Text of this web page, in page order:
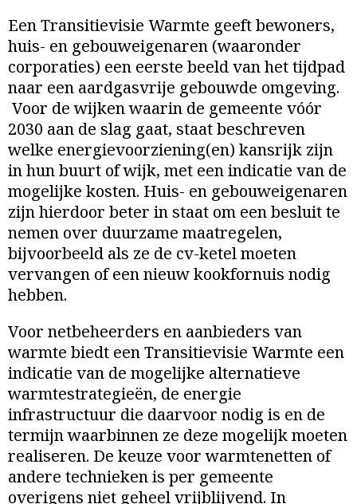
Een Transitievisie Warmte geeft bewoners,
huis- en gebouweigenaren (waaronder
corporaties) een eerste beeld van het tijdpad
naar een aardgasvrije gebouwde omgeving.
Voor de wijken waarin de gemeente vóór
2030 aan de slag gaat, staat beschreven
welke energievoorziening(en) kansrijk zijn
in hun buurt of wijk, met een indicatie van de
mogelijke kosten. Huis- en gebouweigenaren
zijn hierdoor beter in staat om een besluit te
nemen over duurzame maatregelen,
bijvoorbeeld als ze de cv-ketel moeten
vervangen of een nieuw kookfornuis nodig
hebben.
Voor netbeheerders en aanbieders van
warmte biedt een Transitievisie Warmte een
indicatie van de mogelijke alternatieve
warmtestrategieën, de energie
infrastructuur die daarvoor nodig is en de
termijn waarbinnen ze deze mogelijk moeten
realiseren. De keuze voor warmtenetten of
andere technieken is per gemeente
overigens niet geheel vrijblijvend. In